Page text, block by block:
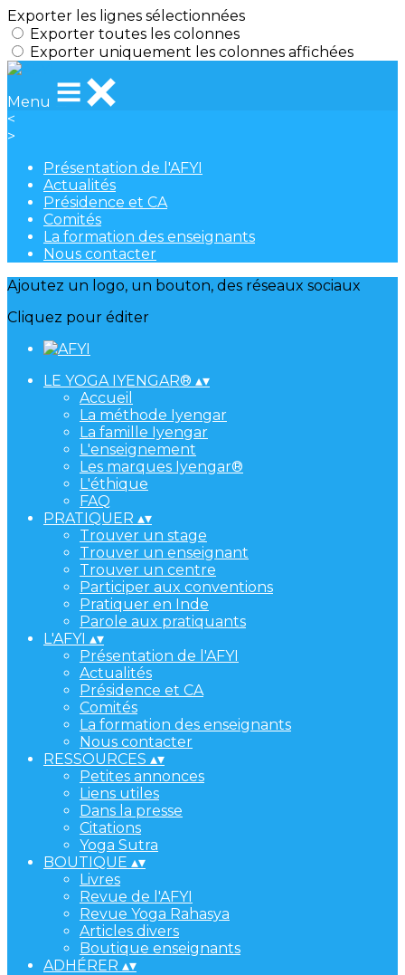
Exporter les lignes sélectionnées
Exporter toutes les colonnes
Exporter uniquement les colonnes affichées
Menu
<
>
Présentation de l'AFYI
Actualités
Présidence et CA
Comités
La formation des enseignants
Nous contacter
Ajoutez un logo, un bouton, des réseaux sociaux
Cliquez pour éditer
LE YOGA IYENGAR® ▴▾
Accueil
La méthode Iyengar
La famille Iyengar
L'enseignement
Les marques Iyengar®
L'éthique
FAQ
PRATIQUER ▴▾
Trouver un stage
Trouver un enseignant
Trouver un centre
Participer aux conventions
Pratiquer en Inde
Parole aux pratiquants
L'AFYI ▴▾
Présentation de l'AFYI
Actualités
Présidence et CA
Comités
La formation des enseignants
Nous contacter
RESSOURCES ▴▾
Petites annonces
Liens utiles
Dans la presse
Citations
Yoga Sutra
BOUTIQUE ▴▾
Livres
Revue de l'AFYI
Revue Yoga Rahasya
Articles divers
Boutique enseignants
ADHÉRER ▴▾